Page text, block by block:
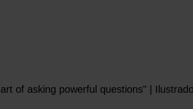
of asking powerful questions" |